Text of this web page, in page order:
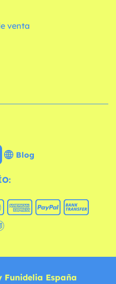
venta
Blog
Funidelia España